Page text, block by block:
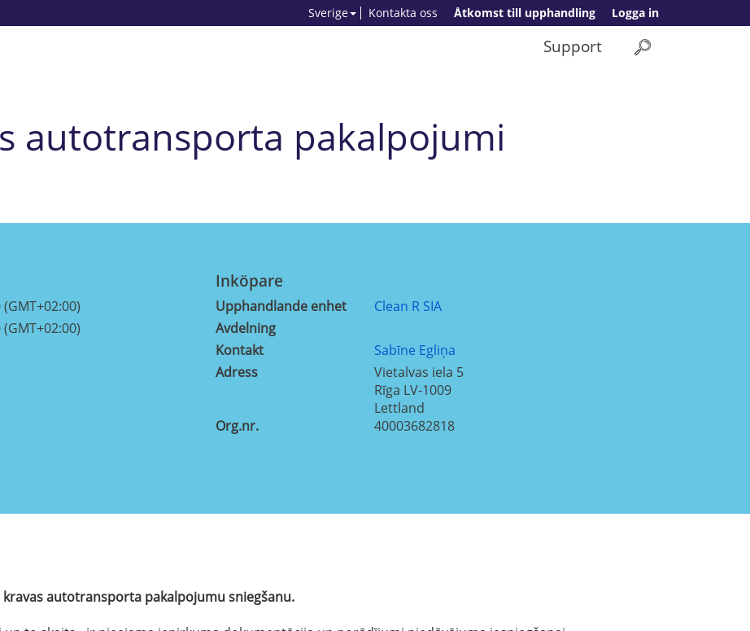
Logga in
Åtkomst till upphandling
Kontakta oss
Sverige
Support
autotransporta pakalpojumi
Inköpare
Upphandlande enhet
Clean R SIA
Avdelning
Kontakt
Sabīne Egliņa
Adress
Vietalvas iela 5
Rīga LV-1009
Lettland
Org.nr.
40003682818
autotransporta pakalpojumu sniegšanu.